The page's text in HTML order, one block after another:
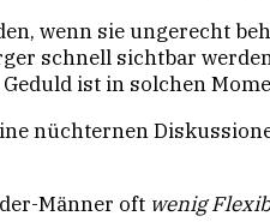
wenn sie ungerecht
schnell sichtbar
ist in solchen
nüchternen
Männer oft wenig